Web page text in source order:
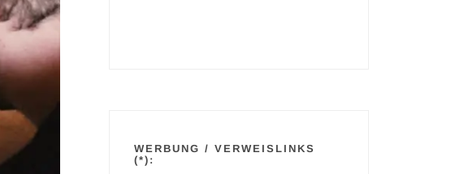
WERBUNG / VERWEISLINKS
(*):